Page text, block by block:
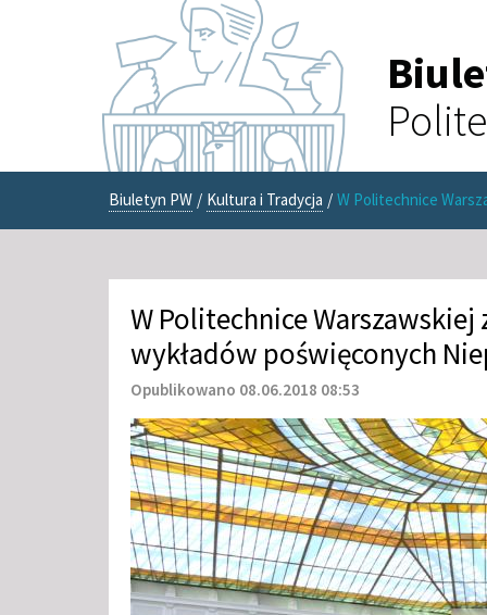
Biuletyn PW / Kultura i Tradycja / W Politechnice
W Politechnice
wykładów poświęconych
Opublikowano 08.06.2018 08:53